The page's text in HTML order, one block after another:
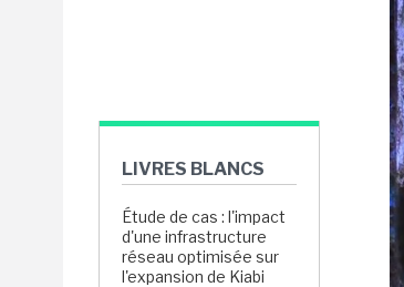
LIVRES BLANCS
Étude de cas : l'impact
d'une infrastructure
réseau optimisée sur
l'expansion de Kiabi